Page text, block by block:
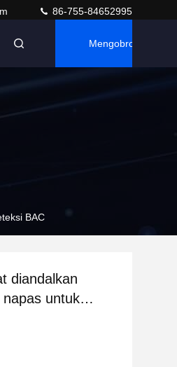
86-755-84652995
Mengobrol
BAC
diandalkan
untuk